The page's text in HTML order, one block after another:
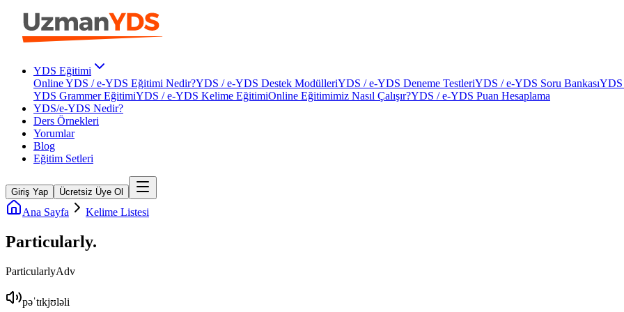
YDS Eğitimi
Online YDS / e-YDS Eğitimi Nedir?YDS / e-YDS Destek ModülleriYDS / e-YDS Deneme TestleriYDS / e-YDS Soru BankasıYDS
YDS Grammer EğitimiYDS / e-YDS Kelime EğitimiOnline Eğitimimiz Nasıl Çalışır?YDS / e-YDS Puan Hesaplama
YDS/e-YDS Nedir?
Ders Örnekleri
Yorumlar
Blog
Eğitim Setleri
Giriş Yap Ücretsiz Üye Ol
Ana Sayfa Kelime Listesi
Particularly.
ParticularlyAdv
pəˈtɪkjʊləli